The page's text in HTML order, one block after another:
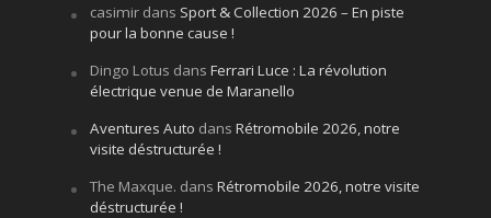
casimirdans Sport & Collection 2026 – En piste
pour la bonne cause !
Dingo Lotus dans Ferrari Luce : La révolution
électrique venue de Maranello
Aventures Auto dans Rétromobile 2026, notre
visite déstructurée !
The Maxque. dans Rétromobile 2026, notre visite
déstructurée !